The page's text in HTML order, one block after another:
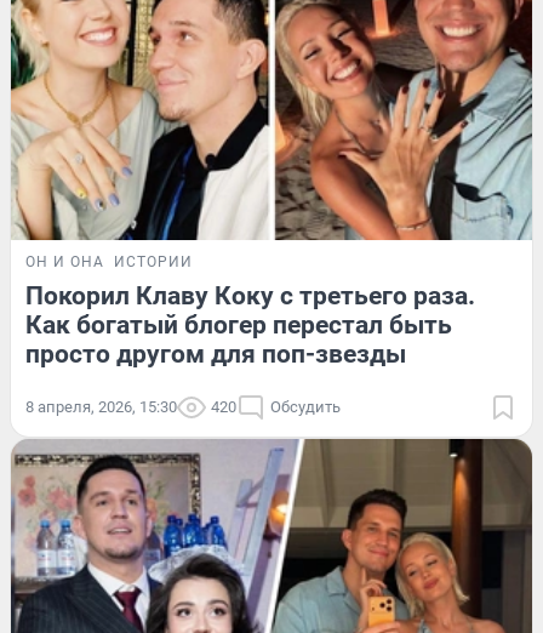
ОН И ОНА ИСТОРИИ
Покорил Клаву Коку с третьего раза.
Как богатый блогер перестал быть
просто другом для поп-звезды
8 апреля, 2026, 15:30 420 Обсудить